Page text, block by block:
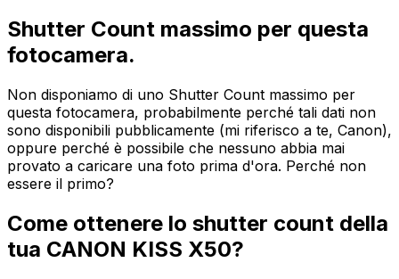
Shutter Count massimo per questa
fotocamera.
Non disponiamo di uno Shutter Count massimo per
questa fotocamera, probabilmente perché tali dati non
sono disponibili pubblicamente (mi riferisco a te, Canon),
oppure perché è possibile che nessuno abbia mai
provato a caricare una foto prima d'ora. Perché non
essere il primo?
Come ottenere lo shutter count della
tua CANON KISS X50?